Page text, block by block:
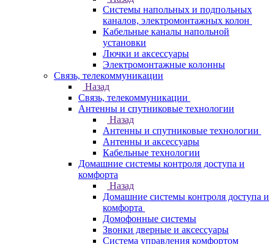
Системы напольных и подпольных
каналов, электромонтажных колон
Кабельные каналы напольной
установки
Лючки и аксессуары
Электромонтажные колонны
Связь, телекоммуникации
Назад
Связь, телекоммуникации
Антенны и спутниковые технологии
Назад
Антенны и спутниковые технологии
Антенны и аксессуары
Кабельные технологии
Домашние системы контроля доступа и
комфорта
Назад
Домашние системы контроля доступа и
комфорта
Домофонные системы
Звонки дверные и аксессуары
Система управления комфортом